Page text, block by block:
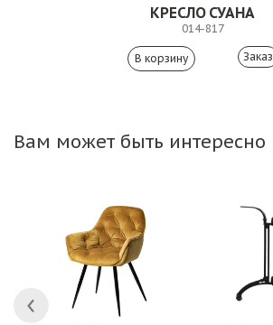
КРЕСЛО СУАНА
014-817
Заказ
Вам может быть интересно